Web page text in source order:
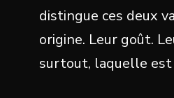
distingue ces deux
origine. Leur goût.
surtout, laquelle est